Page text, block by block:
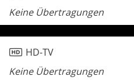
Keine Übertragungen
HD-TV
Keine Übertragungen